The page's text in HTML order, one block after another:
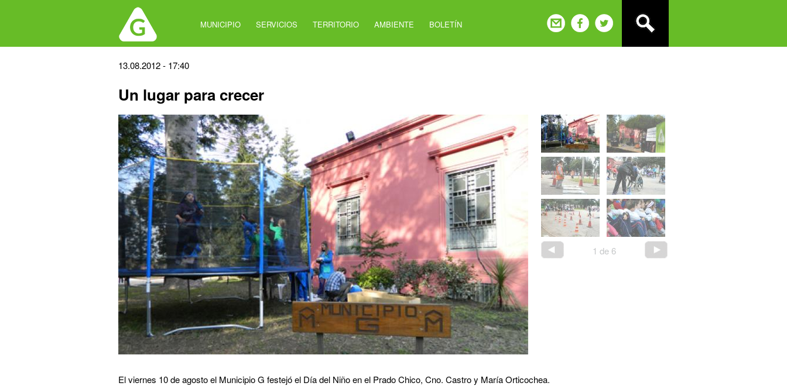
MUNICIPIO SERVICIOS TERRITORIO AMBIENTE BOLETÍN
Back
top
13.08.2012 - 17:40
Un lugar para crecer
1 de 6
El viernes 10 de agosto el Municipio G festejó el Día del Niño en el Prado Chico, Cno. Castro y María Orticochea.